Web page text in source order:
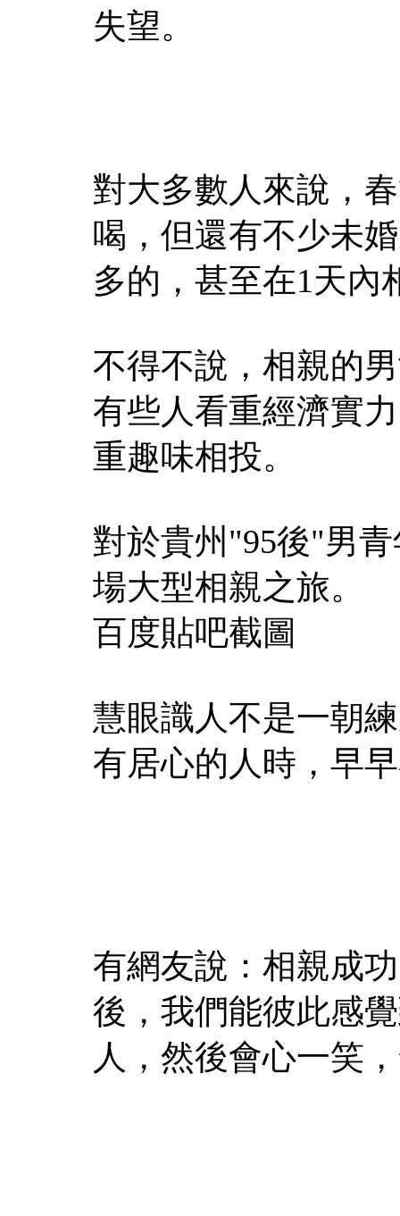
失望。
對大多數人來說，
喝，但還有不少未
多的，甚至在1天內
不得不說，相親的
有些人看重經濟實
重趣味相投。
對於貴州"95後"男
場大型相親之旅。
百度貼吧截圖
慧眼識人不是一朝
有居心的人時，早
有網友說：相親成
後，我們能彼此感
人，然後會心一笑